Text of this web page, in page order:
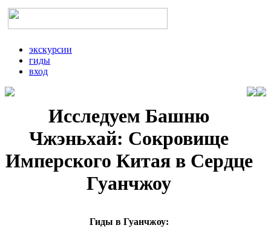
экскурсии
гиды
вход
Исследуем Башню
Чжэньхай: Сокровище
Имперского Китая в Сердце
Гуанчжоу
Гиды в Гуанчжоу: